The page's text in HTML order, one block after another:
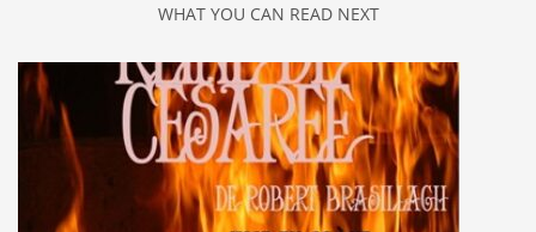
WHAT YOU CAN READ NEXT